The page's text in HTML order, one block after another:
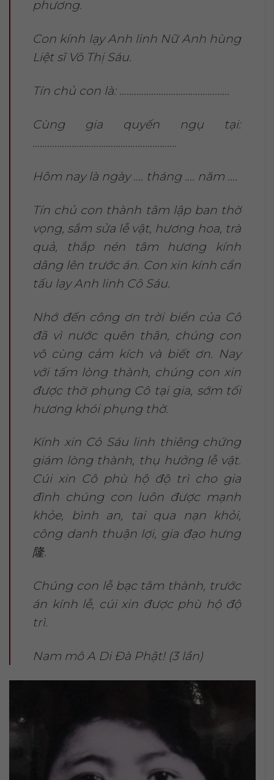
phương.
Con kính lạy Anh linh Nữ Anh hùng
Liệt sĩ Võ Thị Sáu.
Tín chủ con là: ………………………………………
Cùng gia quyến ngụ tại:
…………………………………………………..
Hôm nay là ngày …. tháng …. năm ….
Tín chủ con thành tâm lập ban thờ
vọng, sắm sửa lễ vật, hương hoa, trà
quả, thắp nén tâm hương kính
dâng lên trước án. Con xin kính cẩn
tấu lạy Anh linh Cô Sáu.
Nhớ đến công ơn trời biển của Cô
đã vì nước quên thân, chúng con
vô cùng cảm kích và biết ơn. Nay
với tấm lòng thành, chúng con xin
được thờ phụng Cô tại gia, sớm tối
hương khói phụng thờ.
Kính xin Cô Sáu linh thiêng chứng
giám lòng thành, thụ hưởng lễ vật.
Cúi xin Cô phù hộ độ trì cho gia
đình chúng con luôn được mạnh
khỏe, bình an, tai qua nạn khỏi,
công danh thuận lợi, gia đạo hưng
隆.
Chúng con lễ bạc tâm thành, trước
án kính lễ, cúi xin được phù hộ độ
trì.
Nam mô A Di Đà Phật! (3 lần)